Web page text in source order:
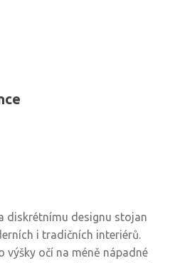
diskrétnímu designu stojan
i tradičních interiérů.
výšky očí na méně nápadné